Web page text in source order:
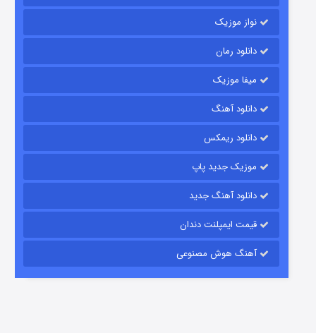
قسمت۱۵ (دوبله) منتشر شد
نواز موزیک
دانلود رمان
میفا موزیک
دانلود آهنگ
دانلود ریمکس
موزیک جدید پاپ
دانلود آهنگ جدید
قیمت ایمپلنت دندان
آهنگ هوش مصنوعی